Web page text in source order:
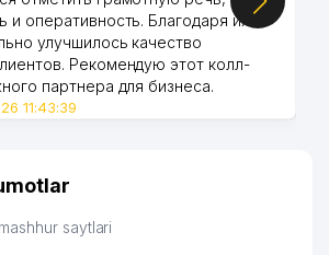
MChJ 776 м
XUSUSIY
779 м
UCHINCHI KOMMUNAL
SUG'URTA
UYUSHMASI
и оперативность. Благодаря их
улучшилось качество
Рекомендую этот колл-
партнера для бизнеса.
11:43:39
saytlari